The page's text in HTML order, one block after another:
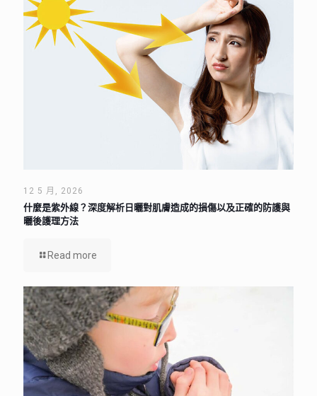
12 5 月, 2026
什麼是紫外線？深度解析日曬對肌膚造成的損傷以及正確的防護與
曬後護理方法
Read more